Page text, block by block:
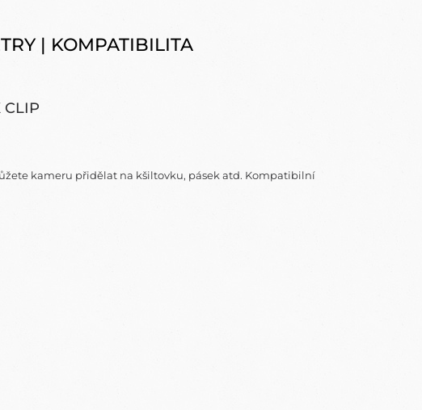
| KOMPATIBILITA
CLIP
kameru přidělat na kšiltovku, pásek atd. Kompatibilní